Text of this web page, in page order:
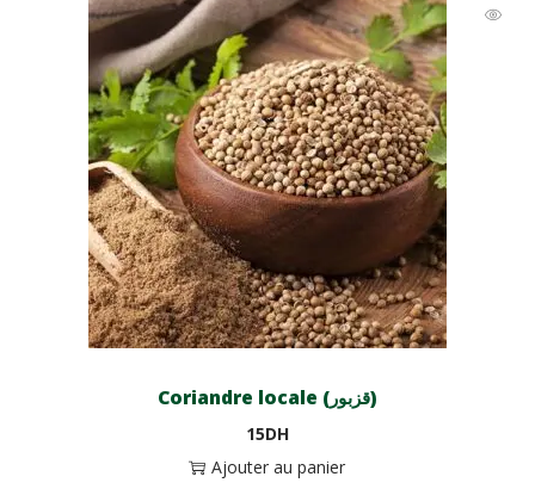
Coriandre locale (قزبور)
15DH
Ajouter au panier